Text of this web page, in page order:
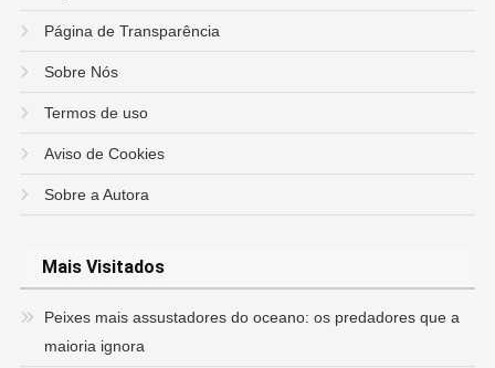
Página de Transparência
Sobre Nós
Termos de uso
Aviso de Cookies
Sobre a Autora
Mais Visitados
Peixes mais assustadores do oceano: os predadores que a
maioria ignora